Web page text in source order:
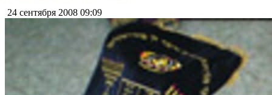
24 сентября 2008 09:09